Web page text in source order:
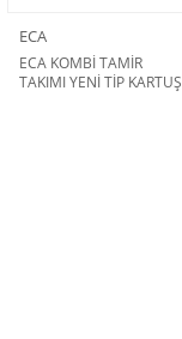
ECA
ECA KOMBİ TAMİR
TAKIMI YENİ TİP KARTUŞ